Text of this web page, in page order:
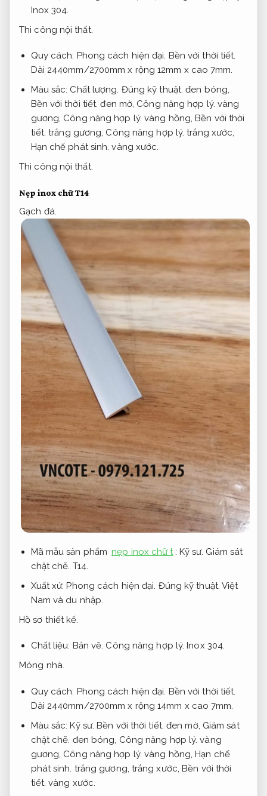
Inox 304.
Thi công nội thất.
Quy cách: Phong cách hiện đại. Bền với thời tiết.
Dài 2440mm/2700mm x rộng 12mm x cao 7mm.
Màu sắc: Chất lượng. Đúng kỹ thuật. đen bóng,
Bền với thời tiết. đen mờ, Công năng hợp lý. vàng
gương, Công năng hợp lý. vàng hồng,Bền với thời
tiết. trắng gương, Công năng hợp lý. trắng xước,
Hạn chế phát sinh. vàng xước.
Thi công nội thất.
Nẹp inox chữ T14
Gạch đá.
Mã mẫu sản phẩm nẹp inox chữ t : Kỹ sư. Giám sát
chặt chẽ. T14.
Xuất xứ:Phong cách hiện đại. Đúng kỹ thuật. Việt
Nam và du nhập.
Hồ sơ thiết kế.
Chất liệu: Bản vẽ. Công năng hợp lý. Inox 304.
Móng nhà.
Quy cách: Phong cách hiện đại. Bền với thời tiết.
Dài 2440mm/2700mm x rộng 14mm x cao 7mm.
Màu sắc:Kỹ sư. Bền với thời tiết. đen mờ, Giám sát
chặt chẽ. đen bóng, Công năng hợp lý. vàng
gương, Công năng hợp lý. vàng hồng,Hạn chế
phát sinh. trắng gương, trắng xước,Bền với thời
tiết. vàng xước.